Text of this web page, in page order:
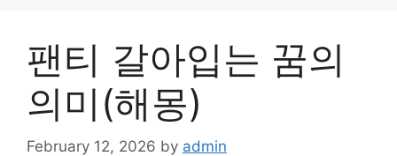
팬티 갈아입는 꿈의
의미(해몽)
February 12, 2026 by admin